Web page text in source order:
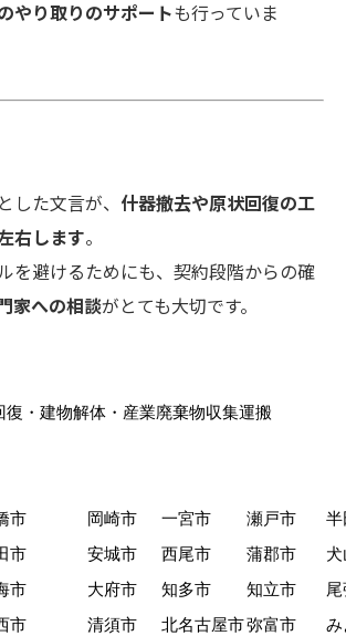
やり取りのサポートも行っていま
した文言が、 什器撤去や原状回復の工
右します。
を避けるためにも、契約段階からの確
家への相談がとても大切です。
復・建物解体・産業廃棄物収集運搬
市 岡崎市 一宮市 瀬戸市
半
市 安城市 西尾市 蒲郡市
市 大府市 知多市 知立市
市 清須市 北名古屋市弥富市
み